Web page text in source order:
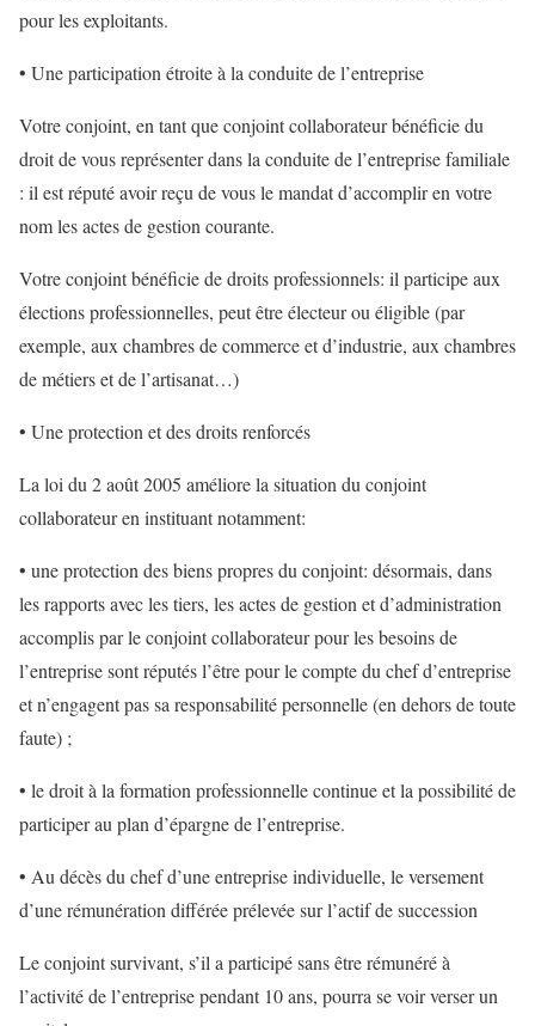
pour les exploitants.
• Une participation étroite à la conduite de l’entreprise
Votre conjoint, en tant que conjoint collaborateur bénéficie du
droit de vous représenter dans la conduite de l’entreprise familiale
: il est réputé avoir reçu de vous le mandat d’accomplir en votre
nom les actes de gestion courante.
Votre conjoint bénéficie de droits professionnels: il participe aux
élections professionnelles, peut être électeur ou éligible (par
exemple, aux chambres de commerce et d’industrie, aux chambres
de métiers et de l’artisanat…)
• Une protection et des droits renforcés
La loi du 2 août 2005 améliore la situation du conjoint
collaborateur en instituant notamment:
• une protection des biens propres du conjoint: désormais, dans
les rapports avec les tiers, les actes de gestion et d’administration
accomplis par le conjoint collaborateur pour les besoins de
l’entreprise sont réputés l’être pour le compte du chef d’entreprise
et n’engagent pas sa responsabilité personnelle (en dehors de toute
faute) ;
• le droit à la formation professionnelle continue et la possibilité de
participer au plan d’épargne de l’entreprise.
• Au décès du chef d’une entreprise individuelle, le versement
d’une rémunération différée prélevée sur l’actif de succession
Le conjoint survivant, s’il a participé sans être rémunéré à
l’activité de l’entreprise pendant 10 ans, pourra se voir verser un